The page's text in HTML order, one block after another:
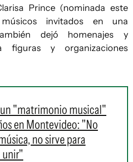
Prince (nominada este
invitados en una
dejó homenajes y
figuras y organizaciones
"matrimonio musical"
en Montevideo: "No
no sirve para
unir"